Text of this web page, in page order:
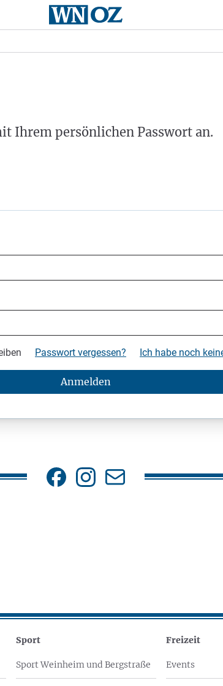
Ihrem persönlichen Passwort an.
Passwort vergessen? Ich habe noch
Anmelden
Sport
Sport Weinheim und Bergstraße
Freizeit
Events